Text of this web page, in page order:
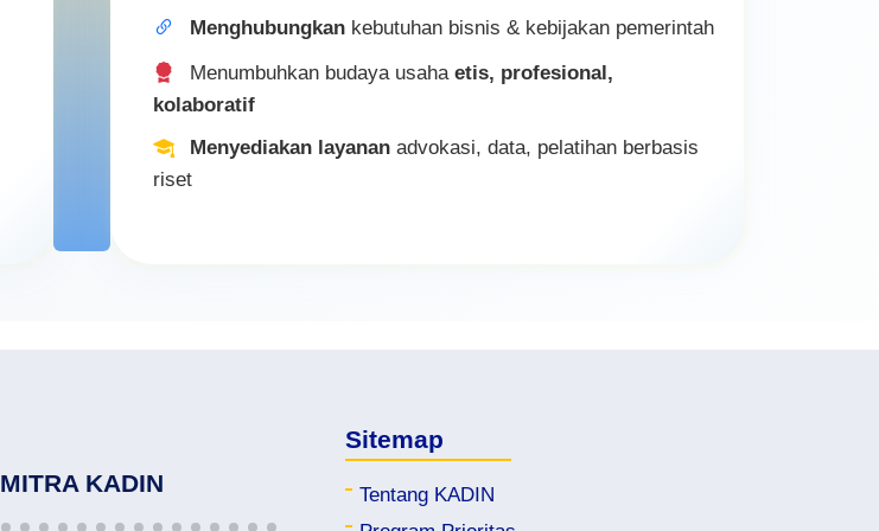
Menghubungkan kebutuhan bisnis & kebijakan pemerintah
Menumbuhkan budaya usahaetis, profesional,
kolaboratif
Menyediakan layanan advokasi, data, pelatihan berbasis
riset
MITRA KADIN
Sitemap
Tentang KADIN